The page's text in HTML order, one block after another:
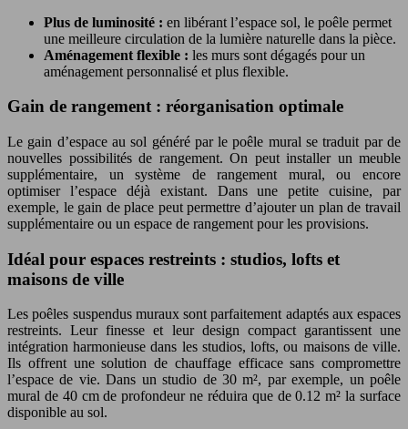
Plus de luminosité : en libérant l’espace sol, le poêle permet
une meilleure circulation de la lumière naturelle dans la pièce.
Aménagement flexible : les murs sont dégagés pour un
aménagement personnalisé et plus flexible.
Gain de rangement : réorganisation optimale
Le gain d’espace au sol généré par le poêle mural se traduit par de
nouvelles possibilités de rangement. On peut installer un meuble
supplémentaire, un système de rangement mural, ou encore
optimiser l’espace déjà existant. Dans une petite cuisine, par
exemple, le gain de place peut permettre d’ajouter un plan de travail
supplémentaire ou un espace de rangement pour les provisions.
Idéal pour espaces restreints : studios, lofts et
maisons de ville
Les poêles suspendus muraux sont parfaitement adaptés aux espaces
restreints. Leur finesse et leur design compact garantissent une
intégration harmonieuse dans les studios, lofts, ou maisons de ville.
Ils offrent une solution de chauffage efficace sans compromettre
l’espace de vie. Dans un studio de 30 m², par exemple, un poêle
mural de 40 cm de profondeur ne réduira que de 0.12 m² la surface
disponible au sol.